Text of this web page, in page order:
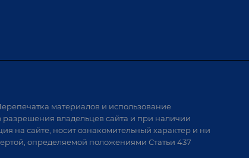
крупногабаритных
и вращатели
Монтаж
возможности автоматизации
материалов и использование
разрешения владельцев сайта и при наличии
на сайте, носит ознакомительный характер и ни
определяемой положениями Статьи 437